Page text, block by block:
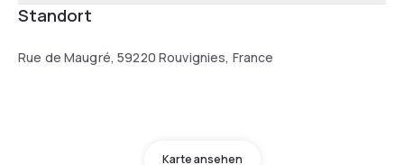
Standort
Rue de Maugré, 59220 Rouvignies, France
Karte ansehen